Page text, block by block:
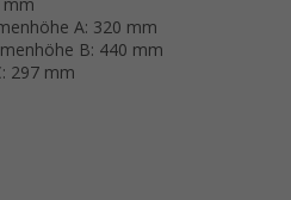
mm
A: 320 mm
B: 440 mm
297 mm